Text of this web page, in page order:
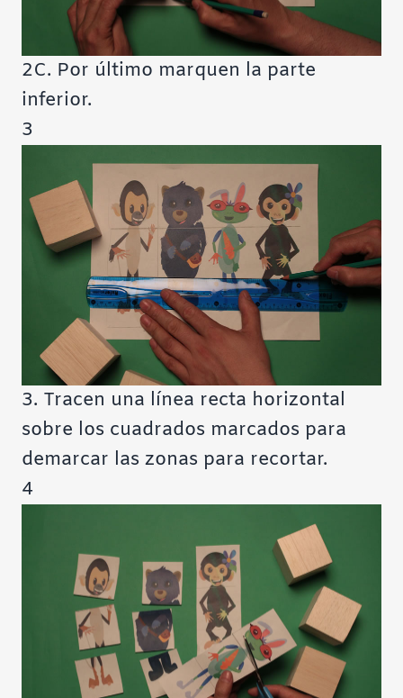
2C. Por último marquen la parte
inferior.
3
3. Tracen una línea recta horizontal
sobre los cuadrados marcados para
demarcar las zonas para recortar.
4